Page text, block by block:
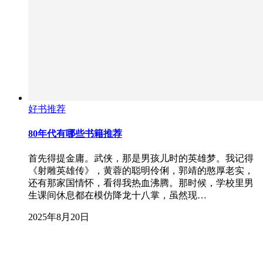
好书推荐
80年代有哪些书籍推荐
首先得提金庸。武侠，那是男孩儿时的英雄梦。我记得
《射雕英雄传》，黄蓉的聪明伶俐，郭靖的憨厚老实，
还有那家国情怀，看得我热血沸腾。那时候，学校里男
生课间休息都在模仿降龙十八掌，虽然现…
2025年8月20日